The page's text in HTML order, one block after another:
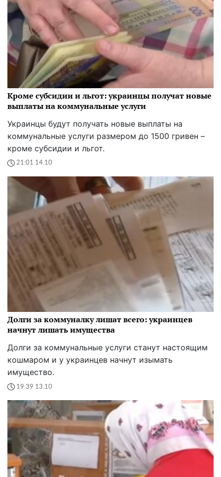
Кроме субсидии и льгот: украинцы получат новые
выплаты на коммунальные услуги
Украинцы будут получать новые выплаты на
коммунальные услуги размером до 1500 гривен –
кроме субсидии и льгот.
21:01 14.10
Долги за коммуналку лишат всего: украинцев
начнут лишать имущества
Долги за коммунальные услуги станут настоящим
кошмаром и у украинцев начнут изымать
имущество.
19:39 13.10